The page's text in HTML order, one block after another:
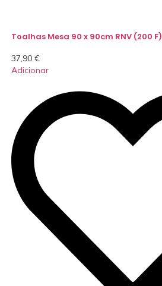
Toalhas Mesa 90 x 90cm RNV (200 F)
37,90 €
Adicionar